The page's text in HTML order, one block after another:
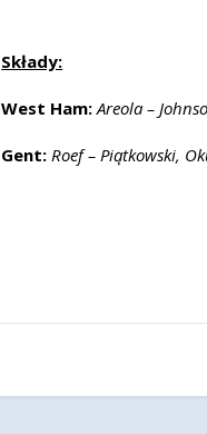
Składy:
West Ham: Areola –
Gent: Roef – Piątkowski,